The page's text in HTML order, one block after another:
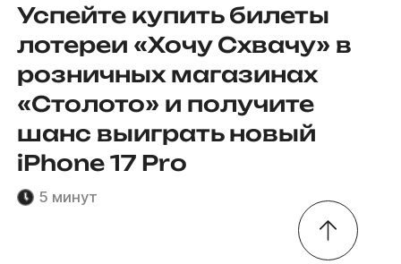
Успейте купить билеты
лотереи «Хочу Схвачу» в
розничных магазинах
«Столото» и получите
шанс выиграть новый
iPhone 17 Pro
5 минут